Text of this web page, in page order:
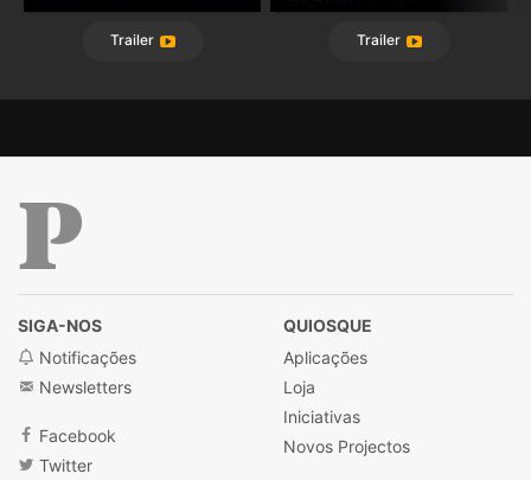
Trailer Trailer
SIGA-NOS
Notificações
Newsletters
Facebook
Twitter
QUIOSQUE
Aplicações
Loja
Iniciativas
Novos Projectos